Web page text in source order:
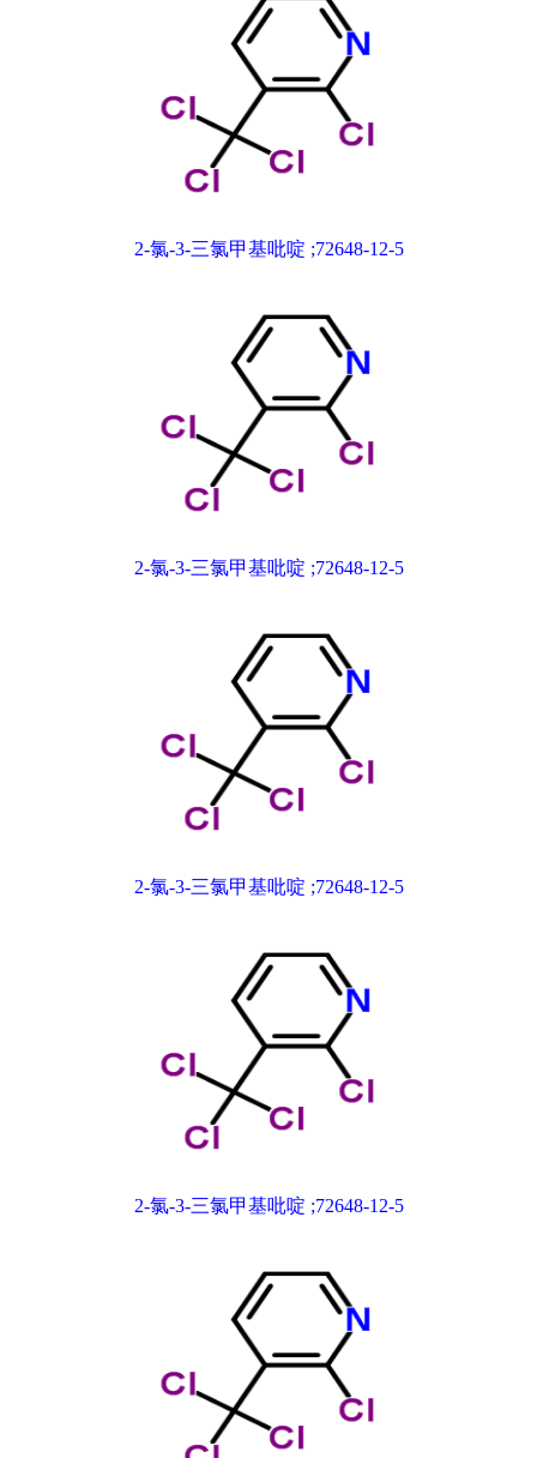
2-氯-3-三氯甲基吡啶 ;72648-12-5
2-氯-3-三氯甲基吡啶 ;72648-12-5
2-氯-3-三氯甲基吡啶 ;72648-12-5
2-氯-3-三氯甲基吡啶 ;72648-12-5